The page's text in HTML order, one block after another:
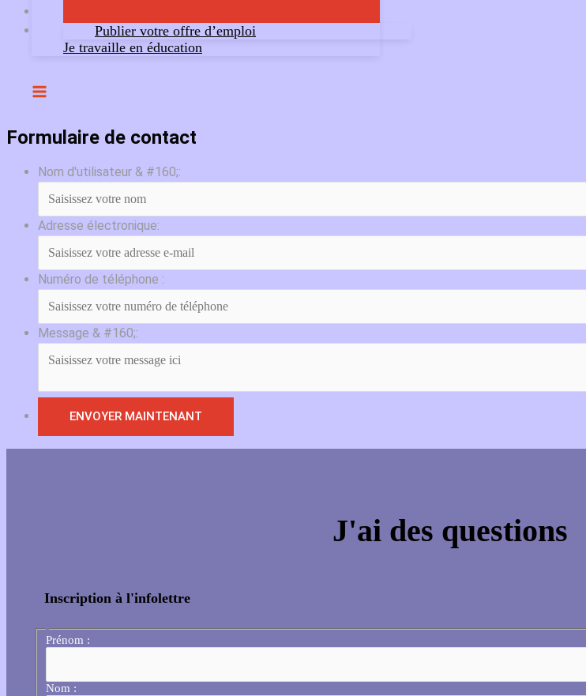
Publier votre offre d’emploi
Je travaille en éducation
Formulaire de contact
Nom d'utilisateur & #160;:
Adresse électronique:
Numéro de téléphone :
Message & #160;:
J'ai des questions
Inscription à l'infolettre
Prénom :
Nom :